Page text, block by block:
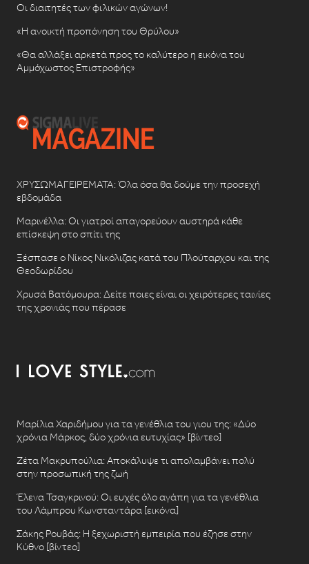
Οι διαιτητές των φιλικών αγώνων!
«Η ανοικτή προπόνηση του Θρύλου»
«Θα αλλάξει αρκετά προς το καλύτερο η εικόνα του
Αμμόχωστος Επιστροφής»
ΧΡΥΣΩΜΑΓΕΙΡΕΜΑΤΑ: Όλα όσα θα δούμε την προσεχή
εβδομάδα
Μαρινέλλα: Οι γιατροί απαγορεύουν αυστηρά κάθε
επίσκεψη στο σπίτι της
Ξέσπασε ο Νίκος Νικόλιζας κατά του Πλούταρχου και της
Θεοδωρίδου
Χρυσά Βατόμουρα: Δείτε ποιες είναι οι χειρότερες ταινίες
της χρονιάς που πέρασε
Μαρίλια Χαριδήμου για τα γενέθλια του γιου της: «Δύο
χρόνια Μάρκος, δύο χρόνια ευτυχίας» [βίντεο]
Ζέτα Μακρυπούλια: Αποκάλυψε τι απολαμβάνει πολύ
στην προσωπική της ζωή
Έλενα Τσαγκρινού: Οι ευχές όλο αγάπη για τα γενέθλια
του Λάμπρου Κωνσταντάρα [εικόνα]
Σάκης Ρουβάς: Η ξεχωριστή εμπειρία που έζησε στην
Κύθνο [βίντεο]